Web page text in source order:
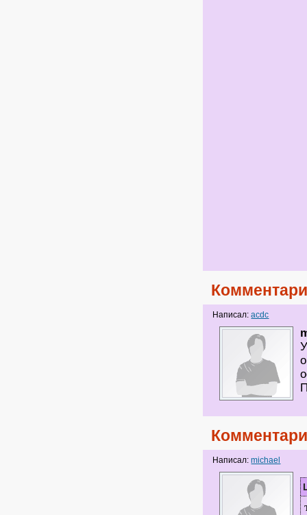
Написал:acdc
Написал:michael